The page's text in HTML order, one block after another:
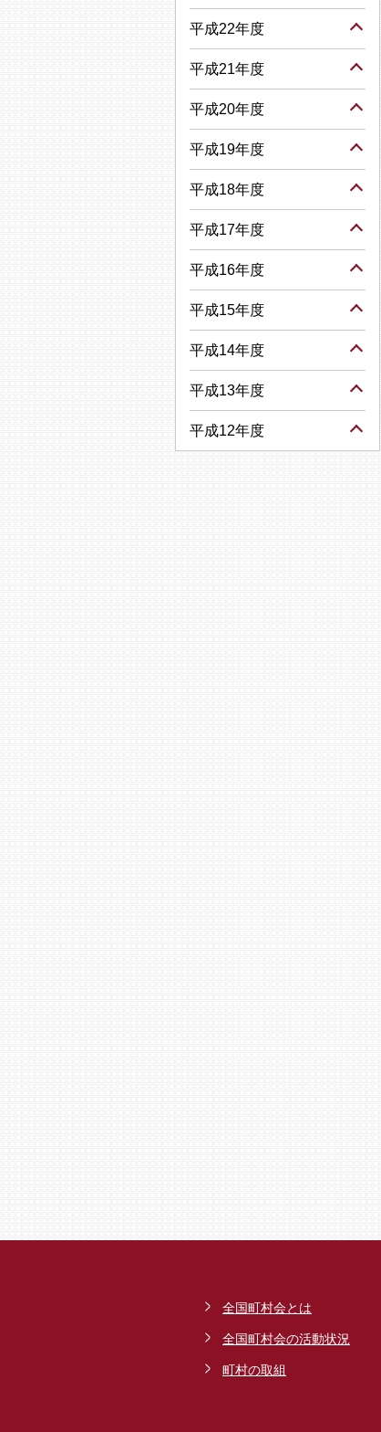
平成22年度
平成21年度
平成20年度
平成19年度
平成18年度
平成17年度
平成16年度
平成15年度
平成14年度
平成13年度
平成12年度
全国町村会とは
全国町村会の活動状況
町村の取組